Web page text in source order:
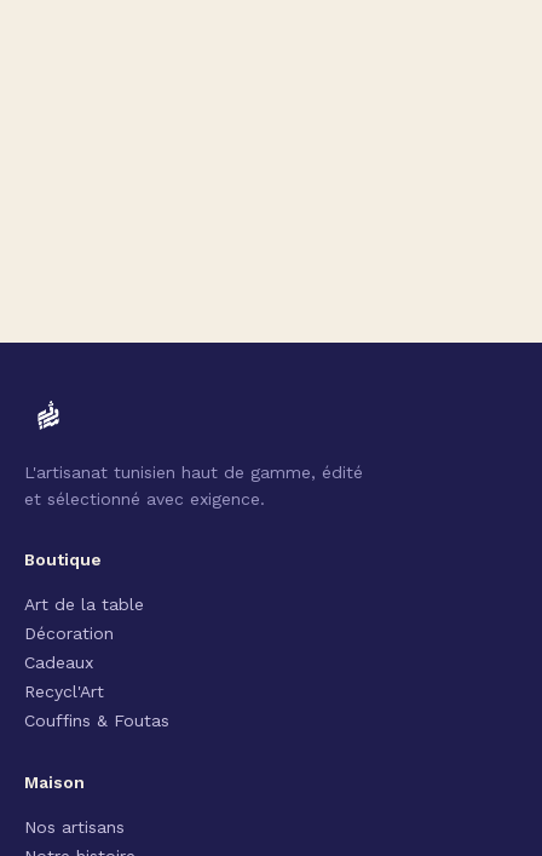
L'artisanat tunisien haut de gamme, édité
et sélectionné avec exigence.
Boutique
Art de la table
Décoration
Cadeaux
Recycl'Art
Couffins & Foutas
Maison
Nos artisans